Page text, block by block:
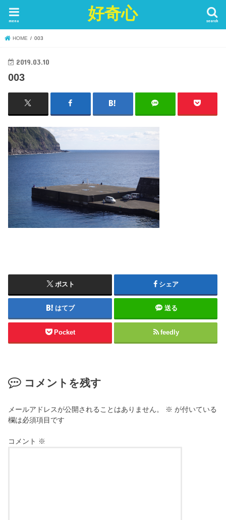
好奇心 search
menu
HOME 003
2019.03.10
003
ポスト シェア
はてブ 送る
Pocket feedly
コメントを残す
メールアドレスが公開されることはありません。 ※ が付いている
欄は必須項目です
コメント ※